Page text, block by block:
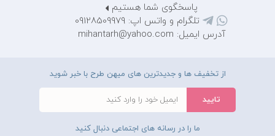
پاسخگوی شما هستیم
تلگرام و واتس اپ: 09128509979
آدرس ایمیل: mihantarh@yahoo.com
از تخفیف ها و جدیدترین های میهن طرح با خبر شوید
ما را در رسانه های اجتماعی دنبال کنید